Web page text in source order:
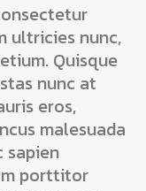
ultricies nunc,
Quisque
nunc at
eros,
malesuada
sapien
porttitor